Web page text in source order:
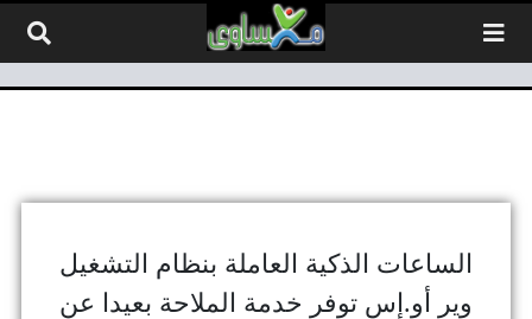
الساعات الذكية العاملة بنظام التشغيل
وير أو.إس توفر خدمة الملاحة بعيدا عن